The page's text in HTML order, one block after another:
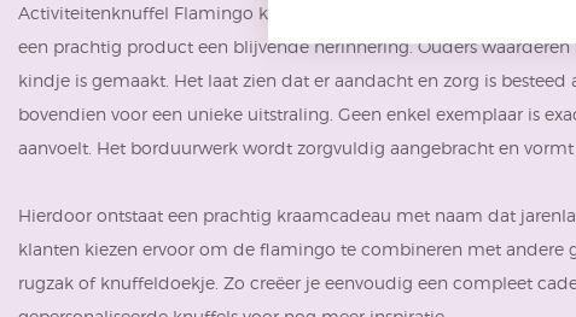
Activiteitenknuffel Flamingo kiezen voor een geborduurde naam
een prachtig product een blijvende herinnering. Ouders
kindje is gemaakt. Het laat zien dat er aandacht en zorg is
bovendien voor een unieke uitstraling. Geen enkel exemplaar is
aanvoelt. Het borduurwerk wordt zorgvuldig aangebracht en
Hierdoor ontstaat een prachtig kraamcadeau met naam dat
klanten kiezen ervoor om de flamingo te combineren met andere
rugzak of knuffeldoekje. Zo creëer je eenvoudig een compleet